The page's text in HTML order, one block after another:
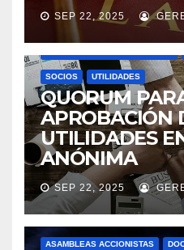
SEP 22, 2025
ASAMBLEAS ACCIONISTAS
SOCIOS UTILIDADES
QUORUM
APROBACIÓN
UTILIDADES
ANÓNIMA
SEP 22, 2025
ASAMBLEAS ACCIONISTAS